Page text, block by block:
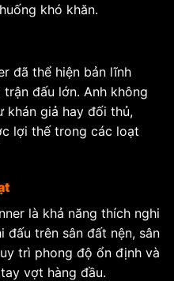
khó khăn.
đã thể hiện bản lĩnh
đấu lớn. Anh không
giả hay đối thủ,
lợi thế trong các loạt
là khả năng thích nghi
đấu trên sân đất nện, sân
trì phong độ ổn định và
vợt hàng đầu.